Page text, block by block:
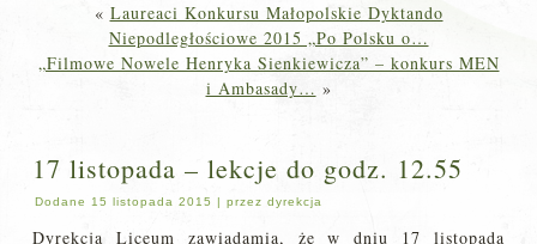
« Laureaci Konkursu Małopolskie Dyktando
Niepodległościowe 2015 „Po Polsku o…
„Filmowe Nowele Henryka Sienkiewicza” – konkurs MEN
i Ambasady… »
17 listopada – lekcje do godz. 12.55
Dodane 15 listopada 2015 |przez dyrekcja
Dyrekcja Liceum zawiadamia, że w dniu 17 listopada